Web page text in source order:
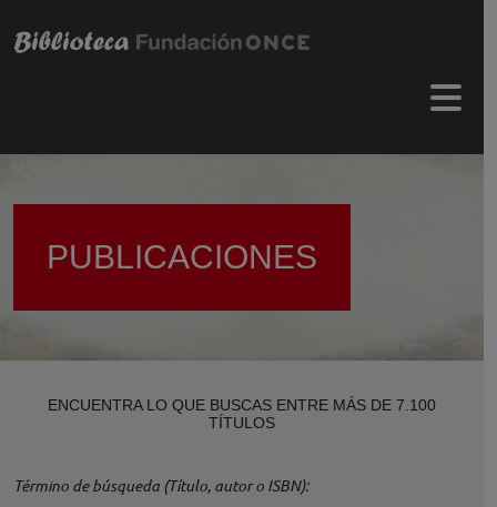
PUBLICACIONES
ENCUENTRA LO QUE BUSCAS ENTRE MÁS DE 7.100
TÍTULOS
Término de búsqueda (Título, autor o ISBN)